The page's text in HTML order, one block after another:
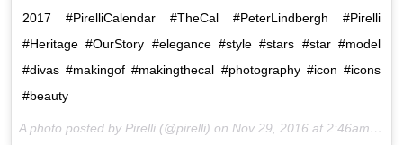
2017 #PirelliCalendar #TheCal #PeterLindbergh #Pirelli
#Heritage #OurStory #elegance #style #stars #star #model
#divas #makingof #makingthecal #photography #icon #icons
#beauty
A photo posted by Pirelli (@pirelli) on Nov 29, 2016 at 2:46am PST